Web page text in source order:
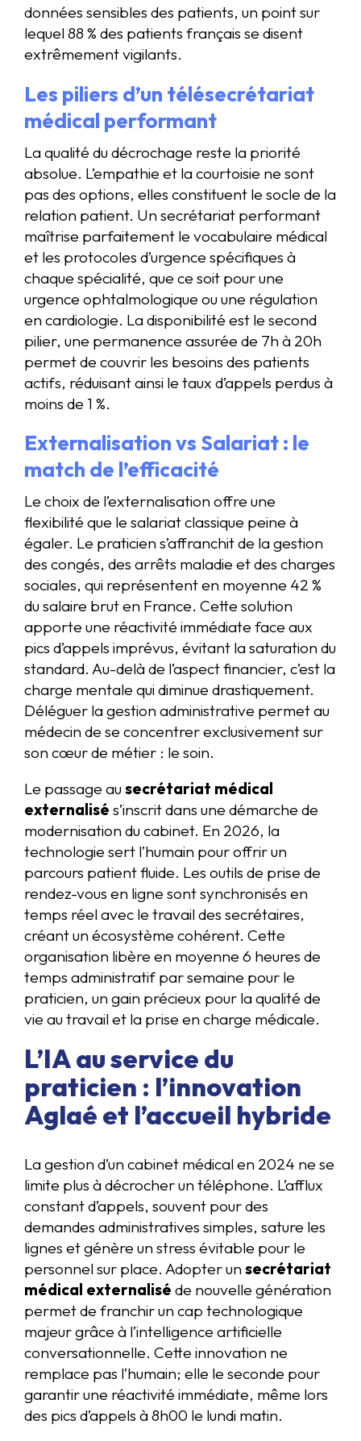
données sensibles des patients, un point sur
lequel 88 % des patients français se disent
extrêmement vigilants.
Les piliers d’un télésecrétariat
médical performant
La qualité du décrochage reste la priorité
absolue. L’empathie et la courtoisie ne sont
pas des options, elles constituent le socle de la
relation patient. Un secrétariat performant
maîtrise parfaitement le vocabulaire médical
et les protocoles d’urgence spécifiques à
chaque spécialité, que ce soit pour une
urgence ophtalmologique ou une régulation
en cardiologie. La disponibilité est le second
pilier, une permanence assurée de 7h à 20h
permet de couvrir les besoins des patients
actifs, réduisant ainsi le taux d’appels perdus à
moins de 1 %.
Externalisation vs Salariat : le
match de l’efficacité
Le choix de l’externalisation offre une
flexibilité que le salariat classique peine à
égaler. Le praticien s’affranchit de la gestion
des congés, des arrêts maladie et des charges
sociales, qui représentent en moyenne 42 %
du salaire brut en France. Cette solution
apporte une réactivité immédiate face aux
pics d’appels imprévus, évitant la saturation du
standard. Au-delà de l’aspect financier, c’est la
charge mentale qui diminue drastiquement.
Déléguer la gestion administrative permet au
médecin de se concentrer exclusivement sur
son cœur de métier : le soin.
Le passage ausecrétariat médical
externalisé s’inscrit dans une démarche de
modernisation du cabinet. En 2026, la
technologie sert l’humain pour offrir un
parcours patient fluide. Les outils de prise de
rendez-vous en ligne sont synchronisés en
temps réel avec le travail des secrétaires,
créant un écosystème cohérent. Cette
organisation libère en moyenne 6 heures de
temps administratif par semaine pour le
praticien, un gain précieux pour la qualité de
vie au travail et la prise en charge médicale.
L’IA au service du
praticien : l’innovation
Aglaé et l’accueil hybride
La gestion d’un cabinet médical en 2024 ne se
limite plus à décrocher un téléphone. L’afflux
constant d’appels, souvent pour des
demandes administratives simples, sature les
lignes et génère un stress évitable pour le
personnel sur place. Adopter unsecrétariat
médical externalisé de nouvelle génération
permet de franchir un cap technologique
majeur grâce à l’intelligence artificielle
conversationnelle. Cette innovation ne
remplace pas l’humain; elle le seconde pour
garantir une réactivité immédiate, même lors
des pics d’appels à 8h00 le lundi matin.